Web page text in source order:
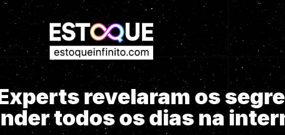
revelaram os
todos os dias na